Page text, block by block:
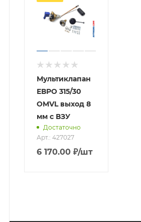
Мультиклапан
ЕВРО 315/30
OMVL выход 8
мм с ВЗУ
Достаточно
Арт.: 427027
6 170.00 ₽/шт